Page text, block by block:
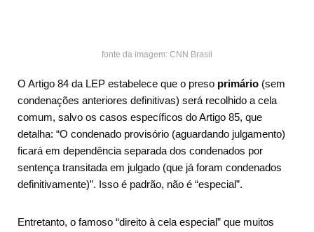
fonte da imagem: CNN Brasil
O Artigo 84 da LEP estabelece que o preso primário (sem
condenações anteriores definitivas) será recolhido a cela
comum, salvo os casos específicos do Artigo 85, que
detalha: “O condenado provisório (aguardando julgamento)
ficará em dependência separada dos condenados por
sentença transitada em julgado (que já foram condenados
definitivamente)”. Isso é padrão, não é “especial”.
Entretanto, o famoso “direito à cela especial” que muitos